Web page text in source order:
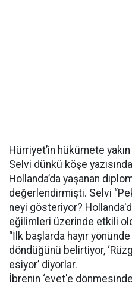
Hürriyet’in hükümete
Selvi dünkü köşe
Hollanda’da yaşanan
değerlendirmişti. Selvi
neyi gösteriyor?
eğilimleri üzerinde etkili
“İlk başlarda hayır
döndüğünü belirtiyor,
esiyor’ diyorlar.
İbrenin ‘evet'e dönmesinde